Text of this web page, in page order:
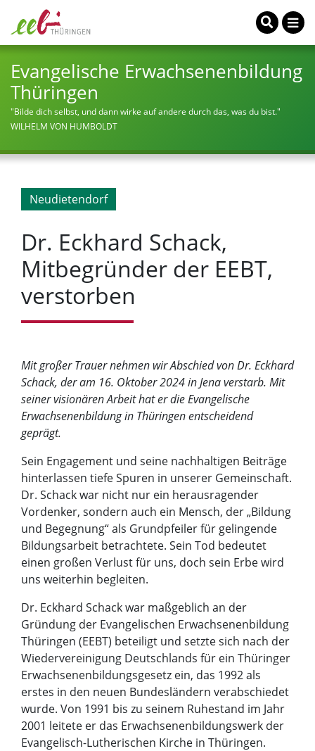
Evangelische Erwachsenenbildung
Thüringen
"Bilde dich selbst, und dann wirke auf andere durch das, was du bist."
WILHELM VON HUMBOLDT
Neudietendorf
Dr. Eckhard Schack,
Mitbegründer der EEBT,
verstorben
Mit großer Trauer nehmen wir Abschied von Dr. Eckhard
Schack, der am 16. Oktober 2024 in Jena verstarb. Mit
seiner visionären Arbeit hat er die Evangelische
Erwachsenenbildung in Thüringen entscheidend
geprägt.
Sein Engagement und seine nachhaltigen Beiträge
hinterlassen tiefe Spuren in unserer Gemeinschaft.
Dr. Schack war nicht nur ein herausragender
Vordenker, sondern auch ein Mensch, der „Bildung
und Begegnung“ als Grundpfeiler für gelingende
Bildungsarbeit betrachtete. Sein Tod bedeutet
einen großen Verlust für uns, doch sein Erbe wird
uns weiterhin begleiten.
Dr. Eckhard Schack war maßgeblich an der
Gründung der Evangelischen Erwachsenenbildung
Thüringen (EEBT) beteiligt und setzte sich nach der
Wiedervereinigung Deutschlands für ein Thüringer
Erwachsenenbildungsgesetz ein, das 1992 als
erstes in den neuen Bundesländern verabschiedet
wurde. Von 1991 bis zu seinem Ruhestand im Jahr
2001 leitete er das Erwachsenenbildungswerk der
Evangelisch-Lutherischen Kirche in Thüringen.